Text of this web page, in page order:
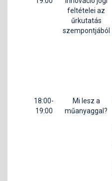
feltételei az
űrkutatás
szempontjából
18:00-
19:00
Mi lesz a
műanyaggal?